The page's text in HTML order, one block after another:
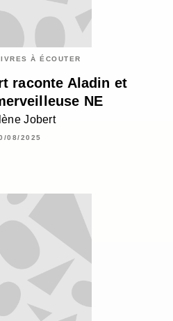
À ÉCOUTER
raconte Aladin et
NE
Jobert
08/2025